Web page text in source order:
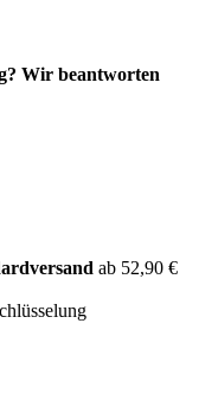
Wir beantworten
ab 52,90 €